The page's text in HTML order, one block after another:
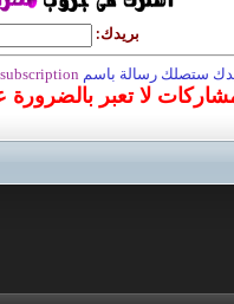
بريدك:
ستصلك رسالة باسم
لا تعبر